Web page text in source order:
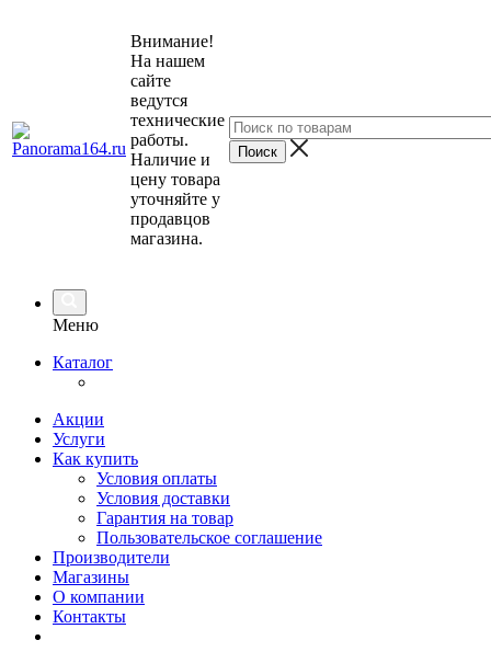
Внимание!
На нашем
сайте
ведутся
технические
работы.
Наличие и
цену товара
уточняйте у
продавцов
магазина.
Меню
Каталог
Акции
Услуги
Как купить
Условия оплаты
Условия доставки
Гарантия на товар
Пользовательское соглашение
Производители
Магазины
О компании
Контакты